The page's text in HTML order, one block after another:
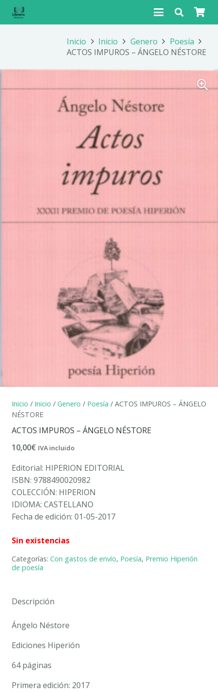
Inicio Inicio Genero
Poesía
ACTOS IMPUROS – ÁNGELO NÉSTORE
Inicio / Inicio / Genero / Poesía / ACTOS IMPUROS – ÁNGELO
NÉSTORE
ACTOS IMPUROS – ÁNGELO NÉSTORE
10,00€ IVA incluido
Editorial: HIPERION EDITORIAL
ISBN: 9788490020982
COLECCIÓN: HIPERION
IDIOMA: CASTELLANO
Fecha de edición: 01-05-2017
Sin existencias
Categorías: Con gastos de envío, Poesía, Premio Hiperión
de poesía
Descripción
Ángelo Néstore
Ediciones Hiperión
64 páginas
Primera edición: 2017